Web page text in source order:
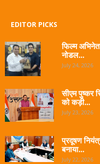
EDITOR PICKS
फिल्म
नोडल...
July 24, 2026
सीएम पुष्कर
को कड़ी...
July 23, 2026
प्रदूषण
बनाया...
July 22, 2026